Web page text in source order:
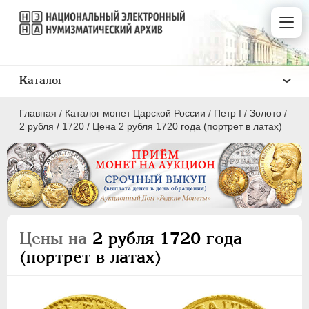
Главная / Каталог монет Царской России / Пeтр I / Золото /
2 рубля / 1720 / Цена 2 рубля 1720 года (портрет в латах)
Цены на 2 рубля 1720 года
(портрет в латах)
Каталог
ПEТР I 1699 - 1725
2 червонца
1 червонец